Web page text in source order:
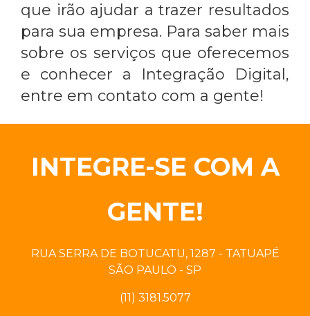
que irão ajudar a trazer resultados
para sua empresa. Para saber mais
sobre os serviços que oferecemos
e conhecer a Integração Digital,
entre em contato com a gente!
INTEGRE-SE COM A
GENTE!
RUA SERRA DE BOTUCATU, 1287 - TATUAPÉ
SÃO PAULO - SP
(11) 3181.5077